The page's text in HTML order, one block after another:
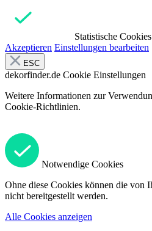
Statistische Cookies
Akzeptieren Einstellungen bearbeiten
ESC
dekorfinder.de Cookie Einstellungen
Weitere Informationen zur
Cookie-Richtlinien.
Notwendige Cookies
Ohne diese Cookies können die von
nicht bereitgestellt werden.
Alle Cookies anzeigen